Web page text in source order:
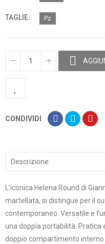
TAGLIE Pz
CONDIVIDI
Descrizione
L'iconica Helena Round di
martellata, si distingue per il
contemporaneo. Versatile e
una doppia portabilità.
doppio compartimento